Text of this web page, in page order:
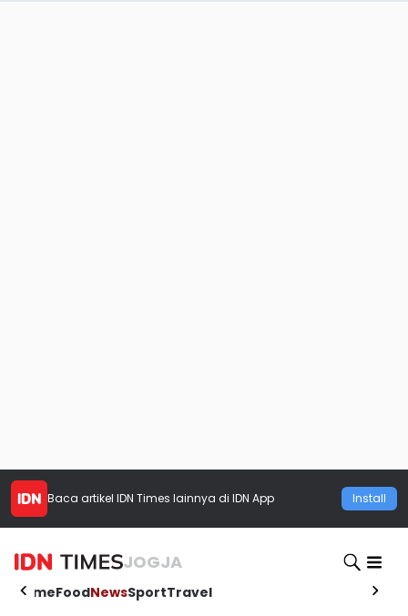
Baca artikel IDN Times lainnya di IDN App Install
JOGJA
HomeFoodNewsSportTravel